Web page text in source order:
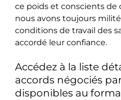
ce poids et conscients de
nous avons toujours
conditions de travail des
accordé leur confiance.
Accédez à la liste
accords négociés
disponibles au